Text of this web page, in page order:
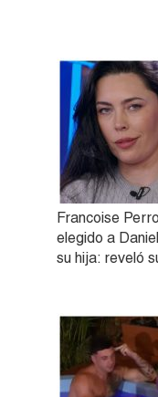
Francoise
elegido a
su hija: reveló